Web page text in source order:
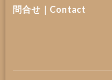
問合せ｜Contact